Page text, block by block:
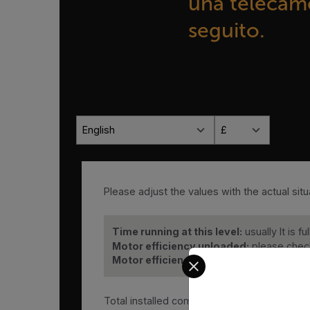
seguito.
English £
Please adjust the values with the actual
Time running at this level: usually It is
Motor efficiency unloaded:please
Motor efficiency fully loaded:
Total installed compressor power
Select your preferred